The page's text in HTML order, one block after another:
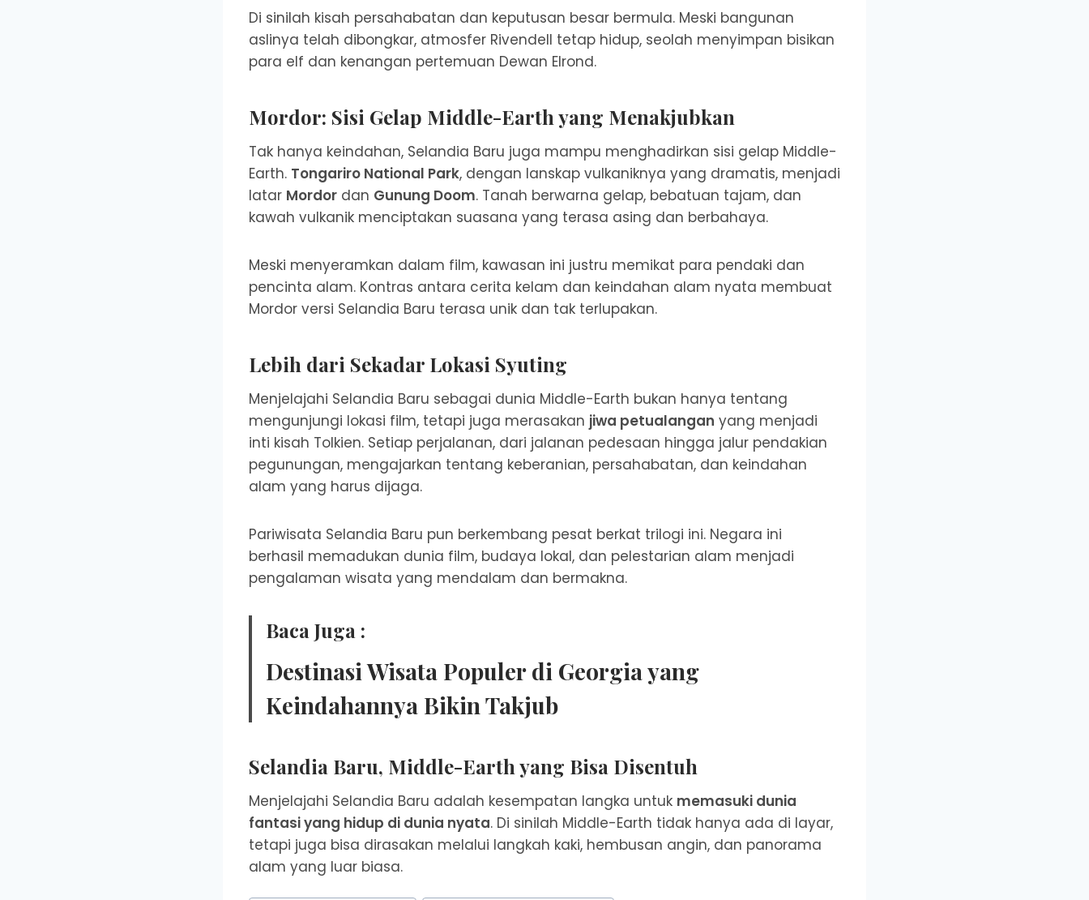
Di sinilah kisah persahabatan dan keputusan besar bermula. Meski bangunan
aslinya telah dibongkar, atmosfer Rivendell tetap hidup, seolah menyimpan bisikan
para elf dan kenangan pertemuan Dewan Elrond.
Mordor: Sisi Gelap Middle-Earth yang Menakjubkan
Tak hanya keindahan, Selandia Baru juga mampu menghadirkan sisi gelap Middle-
Earth. Tongariro National Park, dengan lanskap vulkaniknya yang dramatis, menjadi
latar Mordor dan Gunung Doom. Tanah berwarna gelap, bebatuan tajam, dan
kawah vulkanik menciptakan suasana yang terasa asing dan berbahaya.
Meski menyeramkan dalam film, kawasan ini justru memikat para pendaki dan
pencinta alam. Kontras antara cerita kelam dan keindahan alam nyata membuat
Mordor versi Selandia Baru terasa unik dan tak terlupakan.
Lebih dari Sekadar Lokasi Syuting
Menjelajahi Selandia Baru sebagai dunia Middle-Earth bukan hanya tentang
mengunjungi lokasi film, tetapi juga merasakan jiwa petualangan yang menjadi
inti kisah Tolkien. Setiap perjalanan, dari jalanan pedesaan hingga jalur pendakian
pegunungan, mengajarkan tentang keberanian, persahabatan, dan keindahan
alam yang harus dijaga.
Pariwisata Selandia Baru pun berkembang pesat berkat trilogi ini. Negara ini
berhasil memadukan dunia film, budaya lokal, dan pelestarian alam menjadi
pengalaman wisata yang mendalam dan bermakna.
Baca Juga :
Destinasi Wisata Populer di Georgia yang
Keindahannya Bikin Takjub
Selandia Baru, Middle-Earth yang Bisa Disentuh
Menjelajahi Selandia Baru adalah kesempatan langka untuk memasuki dunia
fantasi yang hidup di dunia nyata. Di sinilah Middle-Earth tidak hanya ada di layar,
tetapi juga bisa dirasakan melalui langkah kaki, hembusan angin, dan panorama
alam yang luar biasa.